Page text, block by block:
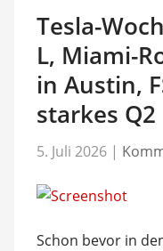
Tesla-
L, Miami-
in Austin,
starkes Q2
5. Juli 2026 |
Schon bevor in